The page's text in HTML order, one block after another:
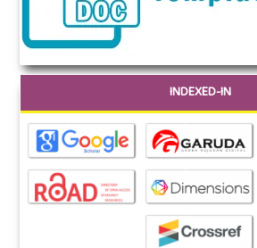
INDEXED-IN